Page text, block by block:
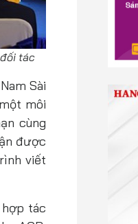
tác
Sài
môi
cùng
được
viết
tác